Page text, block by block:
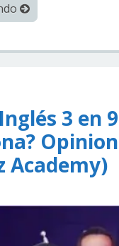
3 en 9
Academy)